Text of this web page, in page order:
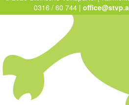
0316 / 60 744 |